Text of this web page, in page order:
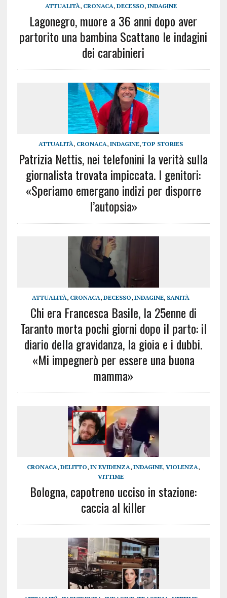
ATTUALITÀ, CRONACA, DECESSO, INDAGINE
Lagonegro, muore a 36 anni dopo aver
partorito una bambina Scattano le indagini
dei carabinieri
ATTUALITÀ, CRONACA,INDAGINE,TOP STORIES
Patrizia Nettis, nei telefonini la verità sulla
giornalista trovata impiccata. I genitori:
«Speriamo emergano indizi per disporre
l’autopsia»
ATTUALITÀ, CRONACA,DECESSO,INDAGINE, SANITÀ
Chi era Francesca Basile, la 25enne di
Taranto morta pochi giorni dopo il parto: il
diario della gravidanza, la gioia e i dubbi.
«Mi impegnerò per essere una buona
mamma»
CRONACA,DELITTO,IN EVIDENZA,INDAGINE,VIOLENZA,
VITTIME
Bologna, capotreno ucciso in stazione:
caccia al killer